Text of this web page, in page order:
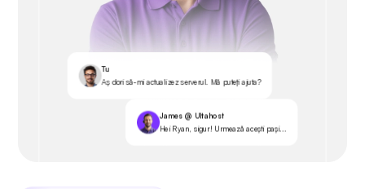
Tu
Aș dori să-mi actualizez serverul. Mă puteți ajuta?
James @ Ultahost
Hei Ryan, sigur! Urmează acești pași...